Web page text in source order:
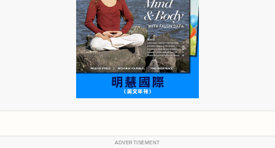
ADVERTISEMENT